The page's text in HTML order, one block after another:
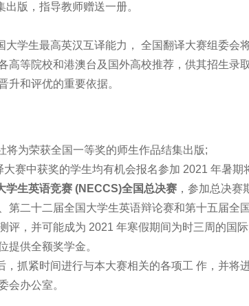
版，指导教师赠送一册。
学生最高英汉互译能力， 全国翻译大赛组委会
高等院校和港澳台及国外高校推荐，供其招生录
升和评优的重要依据。
为荣获全国一等奖的师生作品结集出版;
赛中获奖的学生均有机会报名参加 2021 年暑期
学生英语竞赛 (NECCS)全国总决赛 ，参加总决赛
第二十二届全国大学生英语辩论赛和第十五届全
评，并可能成为 2021 年寒假期间为时三周的国
提供全额奖学金。
抓紧时间进行与本大赛相关的各项工 作，并将
会办公室。